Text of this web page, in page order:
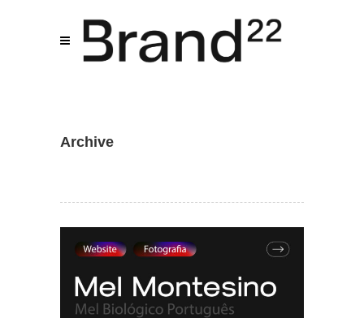
Archive
Online